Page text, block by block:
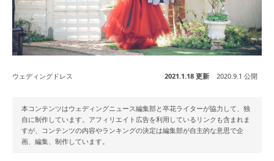
ウェディングドレス 2021.1.18 更新 2020.9.1 公開
本コンテンツはウェディングニュース編集部と卒花ライターが協力して、独
自に制作しています。アフィリエイト広告を利用しているリンクも含まれま
すが、コンテンツの内容やランキングの決定は編集部が自主的な意思で企
画、編集、制作しています。